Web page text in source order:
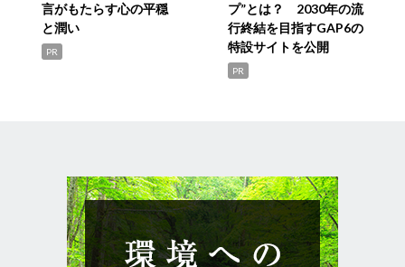
言がもたらす心の平穏
と潤い
PR
プ”とは？ 2030年の流
行終結を目指すGAP6の
特設サイトを公開
PR